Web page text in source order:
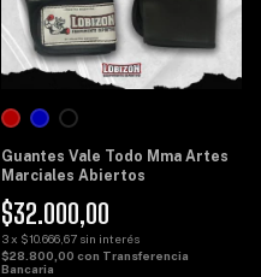
Guantes Vale Todo Mma Artes
Marciales Abiertos
$32.000,00
3x $10.666,67 sin interés
$28.800,00 con Transferencia
Bancaria